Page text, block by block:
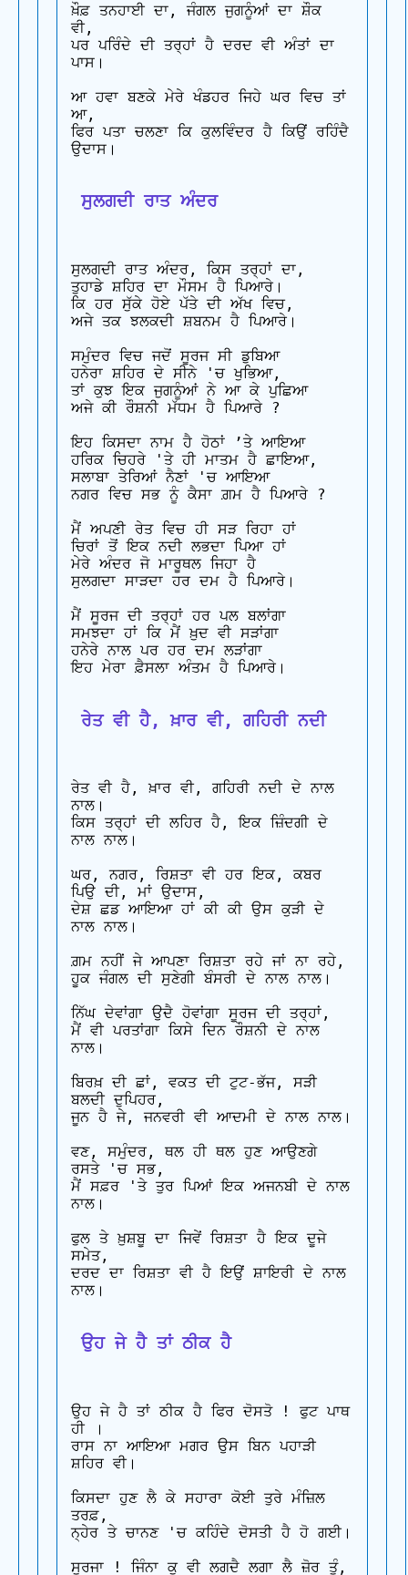
ਖ਼ੌਫ਼ ਤਨਹਾਈ ਦਾ, ਜੰਗਲ ਜੁਗਨੂੰਆਂ ਦਾ ਸ਼ੌਕ
ਵੀ,
ਪਰ ਪਰਿੰਦੇ ਦੀ ਤਰ੍ਹਾਂ ਹੈ ਦਰਦ ਵੀ ਅੰਤਾਂ ਦਾ
ਪਾਸ।
ਆ ਹਵਾ ਬਣਕੇ ਮੇਰੇ ਖੰਡਹਰ ਜਿਹੇ ਘਰ ਵਿਚ ਤਾਂ
ਆ,
ਫਿਰ ਪਤਾ ਚਲਣਾ ਕਿ ਕੁਲਵਿੰਦਰ ਹੈ ਕਿਉਂ ਰਹਿੰਦੈ
ਉਦਾਸ।
ਸੁਲਗਦੀ ਰਾਤ ਅੰਦਰ
ਸੁਲਗਦੀ ਰਾਤ ਅੰਦਰ, ਕਿਸ ਤਰ੍ਹਾਂ ਦਾ,
ਤੁਹਾਡੇ ਸ਼ਹਿਰ ਦਾ ਮੌਸਮ ਹੈ ਪਿਆਰੇ।
ਕਿ ਹਰ ਸੁੱਕੇ ਹੋਏ ਪੱਤੇ ਦੀ ਅੱਖ ਵਿਚ,
ਅਜੇ ਤਕ ਝਲਕਦੀ ਸ਼ਬਨਮ ਹੈ ਪਿਆਰੇ।
ਸਮੁੰਦਰ ਵਿਚ ਜਦੋਂ ਸੂਰਜ ਸੀ ਡੁਬਿਆ
ਹਨੇਰਾ ਸ਼ਹਿਰ ਦੇ ਸੀਨੇ 'ਚ ਖੁਭਿਆ,
ਤਾਂ ਕੁਝ ਇਕ ਜੁਗਨੂੰਆਂ ਨੇ ਆ ਕੇ ਪੁਛਿਆ
ਅਜੇ ਕੀ ਰੌਸ਼ਨੀ ਮੱਧਮ ਹੈ ਪਿਆਰੇ ?
ਇਹ ਕਿਸਦਾ ਨਾਮ ਹੈ ਹੋਠਾਂ ’ਤੇ ਆਇਆ
ਹਰਿਕ ਚਿਹਰੇ 'ਤੇ ਹੀ ਮਾਤਮ ਹੈ ਛਾਇਆ,
ਸਲਾਬਾ ਤੇਰਿਆਂ ਨੈਣਾਂ 'ਚ ਆਇਆ
ਨਗਰ ਵਿਚ ਸਭ ਨੂੰ ਕੈਸਾ ਗ਼ਮ ਹੈ ਪਿਆਰੇ ?
ਮੈਂ ਅਪਣੀ ਰੇਤ ਵਿਚ ਹੀ ਸੜ ਰਿਹਾ ਹਾਂ
ਚਿਰਾਂ ਤੋਂ ਇਕ ਨਦੀ ਲਭਦਾ ਪਿਆ ਹਾਂ
ਮੇਰੇ ਅੰਦਰ ਜੋ ਮਾਰੂਥਲ ਜਿਹਾ ਹੈ
ਸੁਲਗਦਾ ਸਾੜਦਾ ਹਰ ਦਮ ਹੈ ਪਿਆਰੇ।
ਮੈਂ ਸੂਰਜ ਦੀ ਤਰ੍ਹਾਂ ਹਰ ਪਲ ਬਲਾਂਗਾ
ਸਮਝਦਾ ਹਾਂ ਕਿ ਮੈਂ ਖ਼ੁਦ ਵੀ ਸੜਾਂਗਾ
ਹਨੇਰੇ ਨਾਲ ਪਰ ਹਰ ਦਮ ਲੜਾਂਗਾ
ਇਹ ਮੇਰਾ ਫ਼ੈਸਲਾ ਅੰਤਮ ਹੈ ਪਿਆਰੇ।
ਰੇਤ ਵੀ ਹੈ, ਖ਼ਾਰ ਵੀ, ਗਹਿਰੀ ਨਦੀ
ਰੇਤ ਵੀ ਹੈ, ਖ਼ਾਰ ਵੀ, ਗਹਿਰੀ ਨਦੀ ਦੇ ਨਾਲ
ਨਾਲ।
ਕਿਸ ਤਰ੍ਹਾਂ ਦੀ ਲਹਿਰ ਹੈ, ਇਕ ਜ਼ਿੰਦਗੀ ਦੇ
ਨਾਲ ਨਾਲ।
ਘਰ, ਨਗਰ, ਰਿਸ਼ਤਾ ਵੀ ਹਰ ਇਕ, ਕਬਰ
ਪਿਉ ਦੀ, ਮਾਂ ਉਦਾਸ,
ਦੇਸ਼ ਛਡ ਆਇਆ ਹਾਂ ਕੀ ਕੀ ਉਸ ਕੁੜੀ ਦੇ
ਨਾਲ ਨਾਲ।
ਗ਼ਮ ਨਹੀਂ ਜੇ ਆਪਣਾ ਰਿਸ਼ਤਾ ਰਹੇ ਜਾਂ ਨਾ ਰਹੇ,
ਹੂਕ ਜੰਗਲ ਦੀ ਸੁਣੇਗੀ ਬੰਸਰੀ ਦੇ ਨਾਲ ਨਾਲ।
ਨਿੱਘ ਦੇਵਾਂਗਾ ਉਦੈ ਹੋਵਾਂਗਾ ਸੂਰਜ ਦੀ ਤਰ੍ਹਾਂ,
ਮੈਂ ਵੀ ਪਰਤਾਂਗਾ ਕਿਸੇ ਦਿਨ ਰੌਸ਼ਨੀ ਦੇ ਨਾਲ
ਨਾਲ।
ਬਿਰਖ਼ ਦੀ ਛਾਂ, ਵਕਤ ਦੀ ਟੁਟ-ਭੱਜ, ਸੜੀ
ਬਲਦੀ ਦੁਪਿਹਰ,
ਜੂਨ ਹੈ ਜੇ, ਜਨਵਰੀ ਵੀ ਆਦਮੀ ਦੇ ਨਾਲ ਨਾਲ।
ਵਣ, ਸਮੁੰਦਰ, ਥਲ ਹੀ ਥਲ ਹੁਣ ਆਉਣਗੇ
ਰਸਤੇ 'ਚ ਸਭ,
ਮੈਂ ਸਫ਼ਰ 'ਤੇ ਤੁਰ ਪਿਆਂ ਇਕ ਅਜਨਬੀ ਦੇ ਨਾਲ
ਨਾਲ।
ਫੁਲ ਤੇ ਖ਼ੁਸ਼ਬੂ ਦਾ ਜਿਵੇਂ ਰਿਸ਼ਤਾ ਹੈ ਇਕ ਦੂਜੇ
ਸਮੇਤ,
ਦਰਦ ਦਾ ਰਿਸ਼ਤਾ ਵੀ ਹੈ ਇਉਂ ਸ਼ਾਇਰੀ ਦੇ ਨਾਲ
ਨਾਲ।
ਉਹ ਜੇ ਹੈ ਤਾਂ ਠੀਕ ਹੈ
ਉਹ ਜੇ ਹੈ ਤਾਂ ਠੀਕ ਹੈ ਫਿਰ ਦੋਸਤੋ ! ਫੁਟ ਪਾਥ
ਹੀ ।
ਰਾਸ ਨਾ ਆਇਆ ਮਗਰ ਉਸ ਬਿਨ ਪਹਾੜੀ
ਸ਼ਹਿਰ ਵੀ।
ਕਿਸਦਾ ਹੁਣ ਲੈ ਕੇ ਸਹਾਰਾ ਕੋਈ ਤੁਰੇ ਮੰਜ਼ਿਲ
ਤਰਫ਼,
ਨ੍ਹੇਰ ਤੇ ਚਾਨਣ 'ਚ ਕਹਿੰਦੇ ਦੋਸਤੀ ਹੈ ਹੋ ਗਈ।
ਸੂਰਜਾ ! ਜਿੰਨਾ ਕੁ ਵੀ ਲਗਦੈ ਲਗਾ ਲੈ ਜ਼ੋਰ ਤੂੰ,